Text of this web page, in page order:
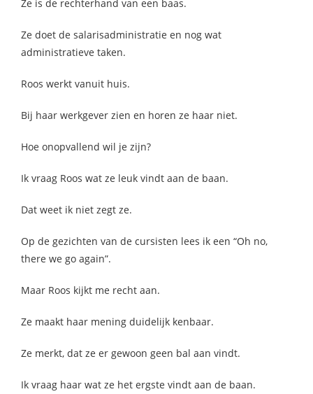
Ze is de rechterhand van een baas.
Ze doet de salarisadministratie en nog wat
administratieve taken.
Roos werkt vanuit huis.
Bij haar werkgever zien en horen ze haar niet.
Hoe onopvallend wil je zijn?
Ik vraag Roos wat ze leuk vindt aan de baan.
Dat weet ik niet zegt ze.
Op de gezichten van de cursisten lees ik een “Oh no,
there we go again”.
Maar Roos kijkt me recht aan.
Ze maakt haar mening duidelijk kenbaar.
Ze merkt, dat ze er gewoon geen bal aan vindt.
Ik vraag haar wat ze het ergste vindt aan de baan.